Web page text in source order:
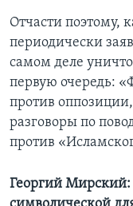
Отчасти поэтому,
периодически
самом деле
первую очередь:
против
разговоры по
против
Георгий Мирский: